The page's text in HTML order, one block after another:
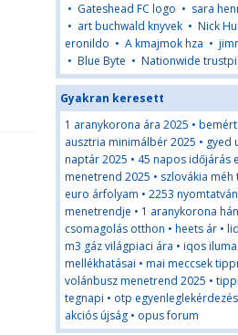
• Gateshead FC logo • sara
• art buchwald knyvek • Nick
eronildo • A kmajmok hza •
• Blue Byte • Nationwide
Gyakran keresett
1 aranykorona ára 2025 •
ausztria minimálbér 2025 • gyed
naptár 2025 • 45 napos időjárás
menetrend 2025 • szlovákia méh
euro árfolyam • 2253
menetrendje • 1 aranykorona
csomagolás otthon • heets ár •
m3 gáz világpiaci ára • iqos
mellékhatásai • mai meccsek
volánbusz menetrend 2025 •
tegnapi • otp egyenleglekérdezés
akciós újság • opus forum